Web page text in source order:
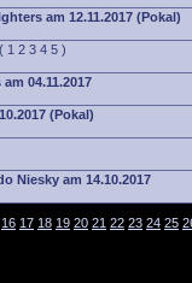
am 12.11.2017 (Pokal)
( 1 2 3 4 5 )
04.11.2017
(Pokal)
Niesky am 14.10.2017
16 17 18 19 20 21 22 23 24 25